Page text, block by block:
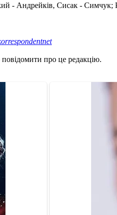
- Андрейків, Сисак -
про це редакцію.